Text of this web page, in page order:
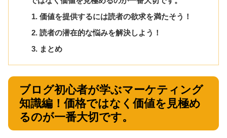
価値を提供するには読者の欲求を満たそう！
読者の潜在的な悩みを解決しよう！
まとめ
ブログ初心者が学ぶマーケティング
知識編！価格ではなく価値を見極め
るのが一番大切です。